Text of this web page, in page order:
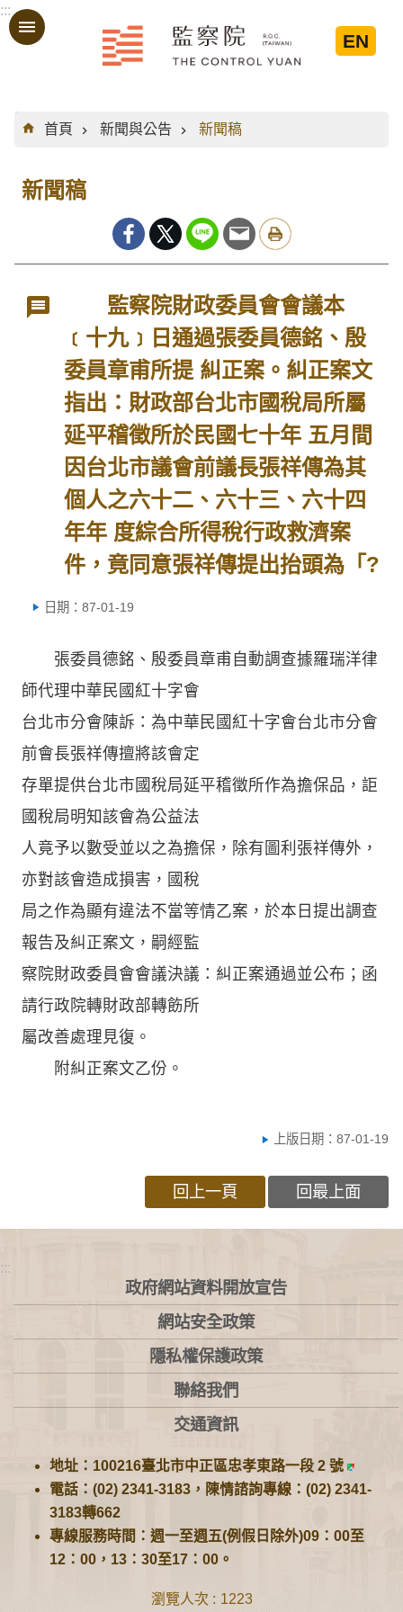
跳到主要內容區塊
:::
EN
:::
首頁
新聞與公告 新聞稿
新聞稿
監察院財政委員會會議本
﹝十九﹞日通過張委員德銘、殷
委員章甫所提 糾正案。糾正案文
指出：財政部台北市國稅局所屬
延平稽徵所於民國七十年 五月間
因台北市議會前議長張祥傳為其
個人之六十二、六十三、六十四
年年 度綜合所得稅行政救濟案
件，竟同意張祥傳提出抬頭為「?
日期：87-01-19
張委員德銘、殷委員章甫自動調查據羅瑞洋律
師代理中華民國紅十字會
台北市分會陳訴：為中華民國紅十字會台北市分會
前會長張祥傳擅將該會定
存單提供台北市國稅局延平稽徵所作為擔保品，詎
國稅局明知該會為公益法
人竟予以數受並以之為擔保，除有圖利張祥傳外，
亦對該會造成損害，國稅
局之作為顯有違法不當等情乙案，於本日提出調查
報告及糾正案文，嗣經監
察院財政委員會會議決議：糾正案通過並公布；函
請行政院轉財政部轉飭所
屬改善處理見復。
附糾正案文乙份。
上版日期：87-01-19
回上一頁 回最上面
:::
政府網站資料開放宣告
網站安全政策
隱私權保護政策
聯絡我們
交通資訊
地址：100216臺北市中正區忠孝東路一段 2 號
電話：(02) 2341-3183，陳情諮詢專線：(02) 2341-
3183轉662
專線服務時間：週一至週五(例假日除外)09：00至
12：00，13：30至17：00。
瀏覽人次 1223